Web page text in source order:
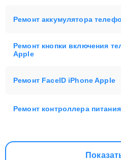
Ремонт аккумулятора
Ремонт кнопки включения
Apple
Ремонт FaceID iPhone Apple
Ремонт контроллера